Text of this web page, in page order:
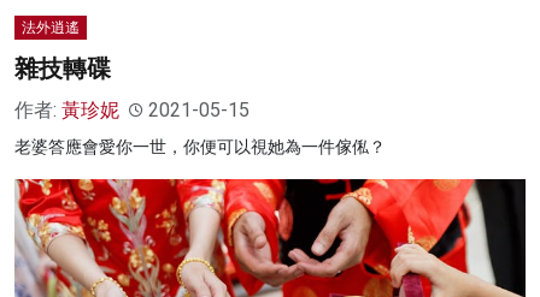
法外逍遙
雜技轉碟
作者: 黃珍妮 2021-05-15
老婆答應會愛你一世，你便可以視她為一件傢俬？